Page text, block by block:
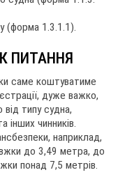
(форма 1.3.1.1).
ПИТАННЯ
саме коштуватиме
дуже важко,
типу судна,
інших чинників.
наприклад,
до 3,49 метра, до
понад 7,5 метрів.